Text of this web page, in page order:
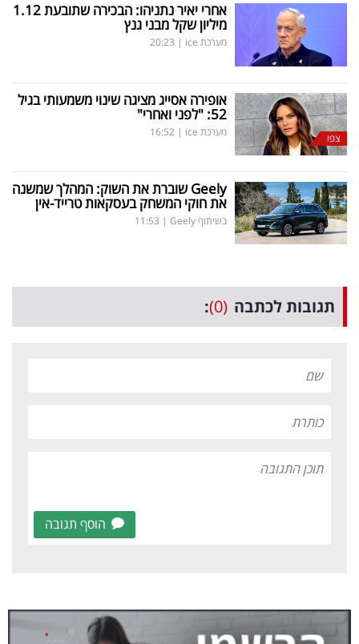
אחרי יאיר נתניהו: הבכירה שתובעת 1.12
מיליון שקל מבני גנץ
מערכת ice |
20:23
צפו
אופירה אסייג מציגה שינוי משמעותי בגיל
52: "לפני ואחרי"
מערכת ice |
16:52
Geelyשוברת את השוק: המהלך שמשנה
את חוקי המשחק בעסקאות טרייד-אין
בשיתוף Geely |
11:53
תגובות לכתבה (0)
:
הוסף תגובה